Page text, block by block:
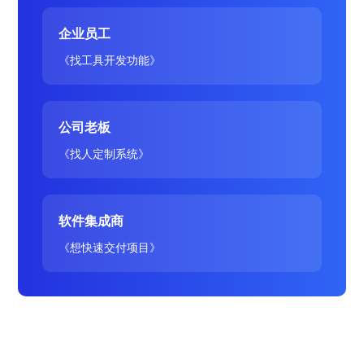
企业员工
《找工具开发功能》
公司老板
《找人定制系统》
软件集成商
《想快速交付项目》